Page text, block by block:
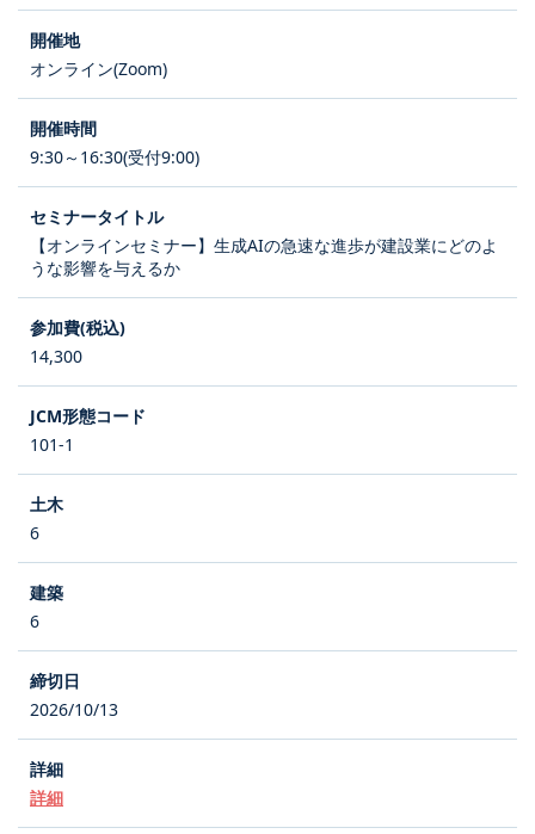
オンライン(Zoom)
9:30～16:30(受付9:00)
【オンラインセミナー】生成AIの急速な進歩が建設業にどのよ
うな影響を与えるか
14,300
101-1
6
6
2026/10/13
詳細